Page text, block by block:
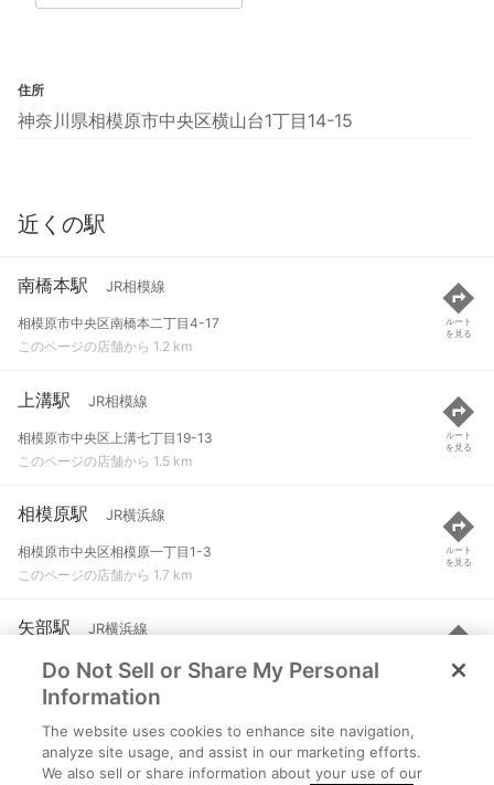
住所
神奈川県相模原市中央区横山台1丁目14-15
近くの駅
南橋本駅 JR相模線
相模原市中央区南橋本二丁目4-17
このページの店舗から 1.2 km
ルート
を見る
上溝駅 JR相模線
相模原市中央区上溝七丁目19-13
このページの店舗から 1.5 km
ルート
を見る
相模原駅 JR横浜線
相模原市中央区相模原一丁目1-3
このページの店舗から 1.7 km
ルート
を見る
矢部駅 JR横浜線
神奈川県相模原市中央区矢部三丁目
このページの店舗から 2.6 km
ルート
を見る
番田駅 JR相模線
相模原市中央区上溝378
Do Not Sell or Share My Personal
Information
The website uses cookies to enhance site navigation,
analyze site usage, and assist in our marketing efforts.
We also sell or share information about your use of our